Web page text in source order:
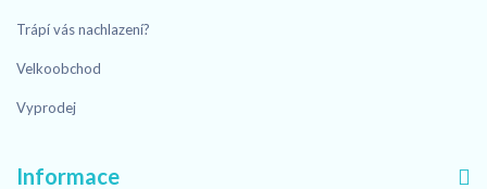
Trápí vás nachlazení?
Velkoobchod
Vyprodej
Informace